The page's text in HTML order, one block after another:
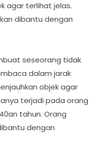
agar terlihat jelas.
dibantu dengan
seseorang tidak
dalam jarak
objek agar
terjadi pada orang
tahun. Orang
dengan